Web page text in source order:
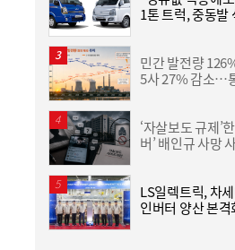
16:35
[여전사 풍향계] KB국민카드,
카드’ 20만장 돌파外
1톤 트럭, 중동발
민간 발전량
5사 27% 감소…
‘자살보도 규제’
버’ 배인규 사망
LS일렉트릭, 차
인버터 양산 본격